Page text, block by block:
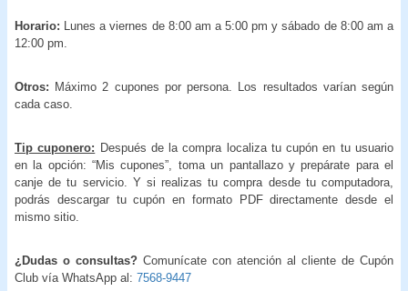
Horario:
Lunes a viernes de 8:00 am a 5:00 pm y sábado de 8:00 am a
12:00 pm.
Otros: Máximo 2 cupones por persona. Los resultados varían según
cada caso.
Tip cuponero: Después de la compra localiza tu cupón en tu usuario
en la opción: “Mis cupones”, toma un pantallazo y prepárate para el
canje de tu servicio. Y si realizas tu compra desde tu computadora,
podrás descargar tu cupón en formato PDF directamente desde el
mismo sitio.
¿Dudas o consultas? Comunícate con atención al cliente de Cupón
Club vía WhatsApp al: 7568-9447